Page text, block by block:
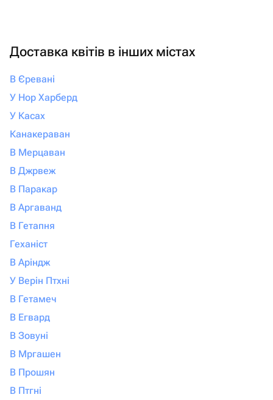
Доставка квітів в інших містах
В Єревані
У Нор Харберд
У Касах
Канакераван
В Мерцаван
В Джрвеж
В Паракар
В Аргаванд
В Гетапня
Геханіст
В Аріндж
У Верін Птхні
В Гетамеч
В Егвард
В Зовуні
В Мргашен
В Прошян
В Птгні